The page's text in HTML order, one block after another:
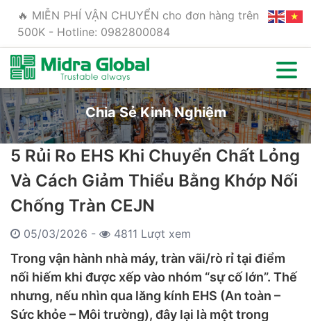
🔥 MIỄN PHÍ VẬN CHUYỂN cho đơn hàng trên
500K - Hotline: 0982800084
Chia Sẻ Kinh Nghiệm
5 Rủi Ro EHS Khi Chuyển Chất Lỏng
Và Cách Giảm Thiểu Bằng Khớp Nối
Chống Tràn CEJN
05/03/2026 - 4811 Lượt xem
Trong vận hành nhà máy, tràn vãi/rò rỉ tại điểm
nối hiếm khi được xếp vào nhóm “sự cố lớn”. Thế
nhưng, nếu nhìn qua lăng kính EHS (An toàn –
Sức khỏe – Môi trường), đây lại là một trong